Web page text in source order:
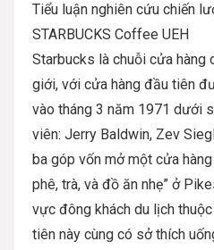
Tiểu luận nghiên cứu chiến
STARBUCKS Coffee UEH
Starbucks là chuỗi cửa hàng
giới, với cửa hàng đầu tiên
vào tháng 3 năm 1971 dưới
viên: Jerry Baldwin, Zev
ba góp vốn mở một cửa
phê, trà, và đồ ăn nhẹ” ở
vực đông khách du lịch
tiên này cùng có sở thích